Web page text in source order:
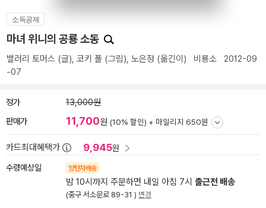
소득공제
마녀 위니의 공룡 소동
밸러리 토머스 (글), 코키 폴 (그림), 노은정 (옮긴이) 비룡소 2012-09
-07
정가 13,000원
판매가 11,700원 (10% 할인) + 마일리지 650원
카드최대혜택가 9,945원
수령예상일 양탄자배송
밤 10시까지 주문하면 내일 아침 7시 출근전 배송
(중구 서소문로 89-31 ) 변경